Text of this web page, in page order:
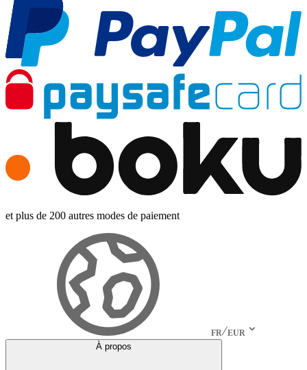
et plus de 200 autres modes de paiement
FR EUR
À propos